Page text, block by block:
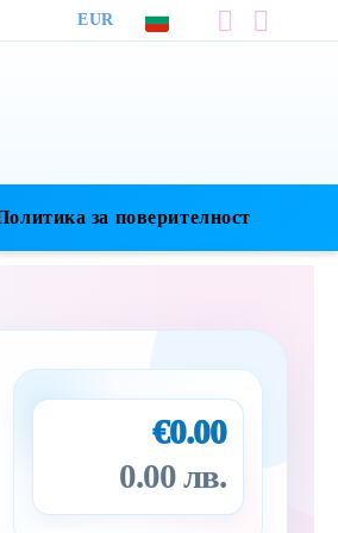
EUR
за поверителност
€0.00
0.00 лв.